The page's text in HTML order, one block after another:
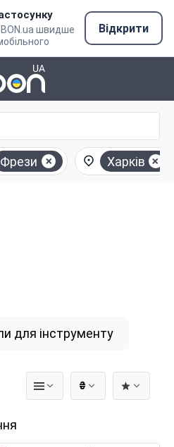
швидше
Відкрити
Фрези Харків
для інструменту
₴